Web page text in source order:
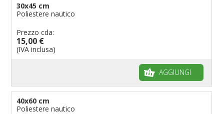
30x45 cm
Poliestere nautico
Prezzo cda:
15,00 €
(IVA inclusa)
AGGIUNGI
40x60 cm
Poliestere nautico